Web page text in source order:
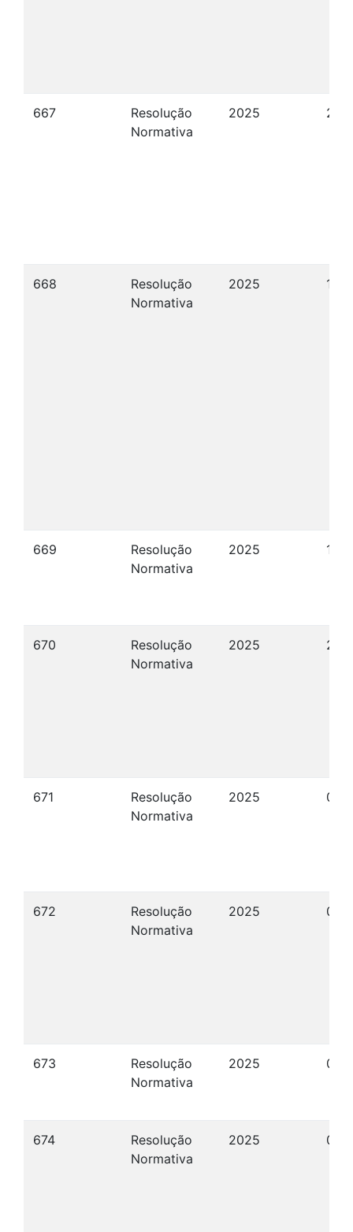
667
Resolução
Normativa
2025 24/
668
Resolução
Normativa
2025 15/
669
Resolução
Normativa
2025 15/
670
Resolução
Normativa
2025 26/
671
Resolução
Normativa
2025 09/
672
Resolução
Normativa
2025 09/
673
Resolução
Normativa
2025 06/
674
Resolução
Normativa
2025 06/